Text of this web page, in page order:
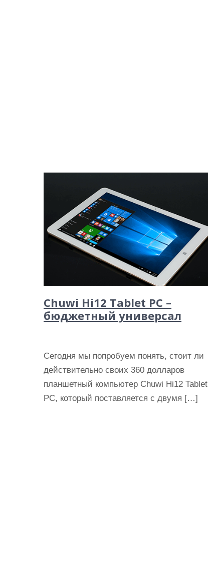
Chuwi Hi12 Tablet PC –
бюджетный универсал
Сегодня мы попробуем понять, стоит ли
действительно своих 360 долларов
планшетный компьютер Chuwi Hi12 Tablet
PC, который поставляется с двумя […]